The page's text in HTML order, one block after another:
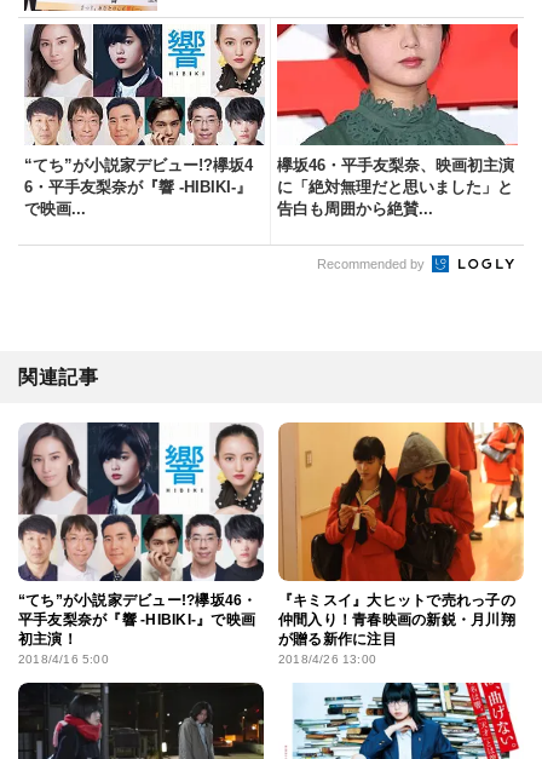
“てち”が小説家デビュー!?欅坂4
6・平手友梨奈が『響 -HIBIKI-』
で映画...
欅坂46・平手友梨奈、映画初主演
に「絶対無理だと思いました」と
告白も周囲から絶賛...
Recommended by
関連記事
“てち”が小説家デビュー!?欅坂46・
平手友梨奈が『響 -HIBIKI-』で映画
初主演！
2018/4/16 5:00
『キミスイ』大ヒットで売れっ子の
仲間入り！青春映画の新鋭・月川翔
が贈る新作に注目
2018/4/26 13:00